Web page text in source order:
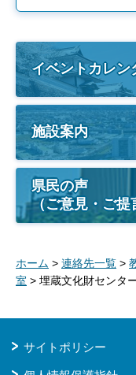
イベントカレン
施設案内
県民の声
（ご意見・ご提
ホーム > 連絡先一覧 >
室 > 埋蔵文化財センタ
サイトポリシー